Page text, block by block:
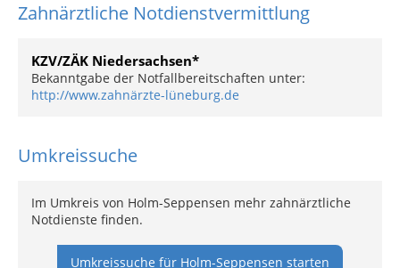
Zahnärztliche Notdienstvermittlung
KZV/ZÄK Niedersachsen*
Bekanntgabe der Notfallbereitschaften unter:
http://www.zahnärzte-lüneburg.de
Umkreissuche
Im Umkreis von Holm-Seppensen mehr zahnärztliche
Notdienste finden.
Umkreissuche für Holm-Seppensen starten